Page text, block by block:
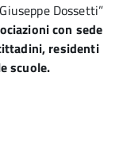
Dossetti”
con sede
residenti
scuole.